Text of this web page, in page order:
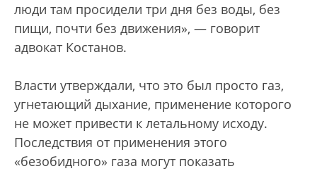
люди там просидели три дня без воды, без
пищи, почти без движения», — говорит
адвокат Костанов.
Власти утверждали, что это был просто газ,
угнетающий дыхание, применение которого
не может привести к летальному исходу.
Последствия от применения этого
«безобидного» газа могут показать